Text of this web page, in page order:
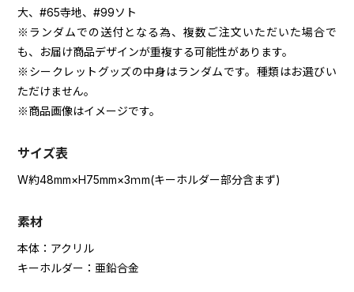
大、#65寺地、#99ソト
※ランダムでの送付となる為、複数ご注文いただいた場合で
も、お届け商品デザインが重複する可能性があります。
※シークレットグッズの中身はランダムです。種類はお選びい
ただけません。
※商品画像はイメージです。
サイズ表
W約48mm×H75mm×3ｍm(キーホルダー部分含まず)
素材
本体：アクリル
キーホルダー：亜鉛合金